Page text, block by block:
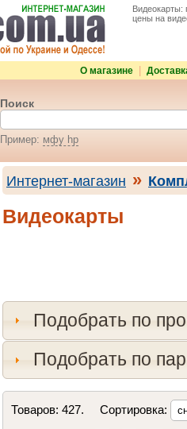
Видеокарты:
цены на
О магазине
Поиск
Пример: мфу hp
Интернет-магазин »
Видеокарты
Подобрать по
Подобрать по
Товаров: 427. Сортировка: